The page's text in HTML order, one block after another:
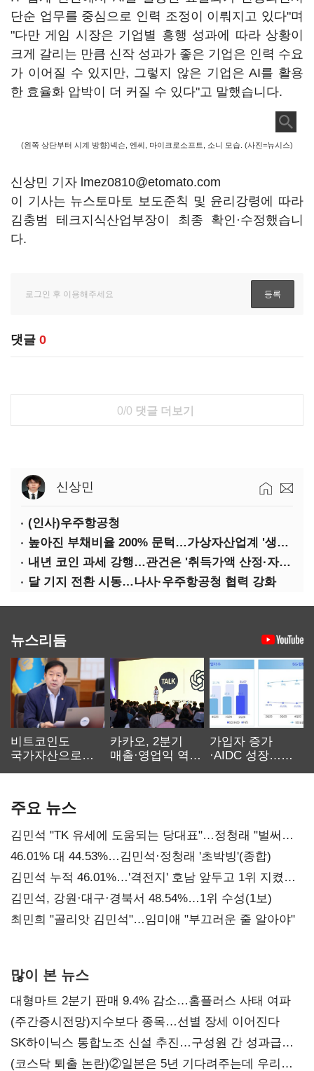
단순 업무를 중심으로 인력 조정이 이뤄지고 있다"며
"다만 게임 시장은 기업별 흥행 성과에 따라 상황이
크게 갈리는 만큼 신작 성과가 좋은 기업은 인력 수요
가 이어질 수 있지만, 그렇지 않은 기업은 AI를 활용
한 효율화 압박이 더 커질 수 있다"고 말했습니다.
(왼쪽 상단부터 시계 방향)넥슨, 엔씨, 마이크로소프트, 소니 모습. (사진=뉴시스)
신상민 기자 lmez0810@etomato.com
이 기사는 뉴스토마토 보도준칙 및 윤리강령에 따라
김충범 테크지식산업부장이 최종 확인·수정했습니
다.
댓글 0
0/0 댓글 더보기
신상민
(인사)우주항공청
높아진 부채비율 200% 문턱…가상자산업계 '생존 시험대'
내년 코인 과세 강행…관건은 '취득가액 산정·자산 이동'
달 기지 전환 시동…나사·우주항공청 협력 강화
뉴스리듬
비트코인도
국가자산으로…'
카카오, 2분기
매출·영업익 역대
가입자 증가
·AIDC 성장…
주요 뉴스
김민석 "TK 유세에 도움되는 당대표"…정청래 "벌써
대표된 양 당직 배분"
46.01% 대 44.53%…김민석·정청래 '초박빙'(종합)
김민석 누적 46.01%…'격전지' 호남 앞두고 1위 지켰다
(2보)
김민석, 강원·대구·경북서 48.54%…1위 수성(1보)
최민희 "골리앗 김민석"…임미애 "부끄러운 줄 알아야"
많이 본 뉴스
대형마트 2분기 판매 9.4% 감소…홈플러스 사태 여파
(주간증시전망)지수보다 종목…선별 장세 이어진다
SK하이닉스 통합노조 신설 추진…구성원 간 성과급
불만 확산
(코스닥 퇴출 논란)②일본은 5년 기다려주는데 우리는